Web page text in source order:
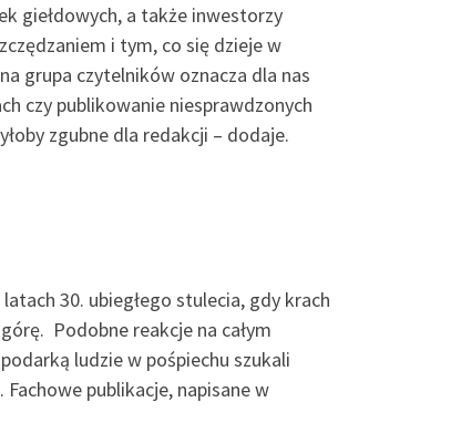
giełdowych, a także inwestorzy
i tym, co się dzieje w
grupa czytelników oznacza dla nas
czy publikowanie niesprawdzonych
zgubne dla redakcji – dodaje.
30. ubiegłego stulecia, gdy krach
Podobne reakcje na całym
ludzie w pośpiechu szukali
publikacje, napisane w